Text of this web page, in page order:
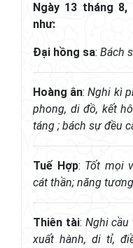
Ngày 13 tháng
như:
Đại hồng sa: Bách
Hoàng ân:Nghi kì
phong, di đồ, kết
táng ; bách sự đều
Tuế Hợp: Tốt mọi
cát thần; năng
Thiên tài: Nghi cầu
xuất hành, di tỉ,